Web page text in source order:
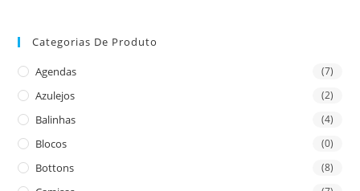
Categorias De Produto
Agendas (7)
Azulejos (2)
Balinhas (4)
Blocos (0)
Bottons (8)